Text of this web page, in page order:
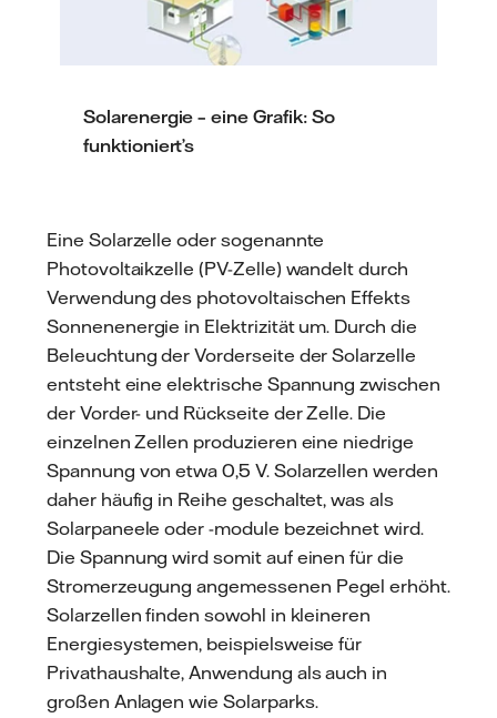
Solarenergie – eine Grafik: So
funktioniert’s
Eine Solarzelle oder sogenannte
Photovoltaikzelle (PV-Zelle) wandelt durch
Verwendung des photovoltaischen Effekts
Sonnenenergie in Elektrizität um. Durch die
Beleuchtung der Vorderseite der Solarzelle
entsteht eine elektrische Spannung zwischen
der Vorder- und Rückseite der Zelle. Die
einzelnen Zellen produzieren eine niedrige
Spannung von etwa 0,5 V. Solarzellen werden
daher häufig in Reihe geschaltet, was als
Solarpaneele oder -module bezeichnet wird.
Die Spannung wird somit auf einen für die
Stromerzeugung angemessenen Pegel erhöht.
Solarzellen finden sowohl in kleineren
Energiesystemen, beispielsweise für
Privathaushalte, Anwendung als auch in
großen Anlagen wie Solarparks.